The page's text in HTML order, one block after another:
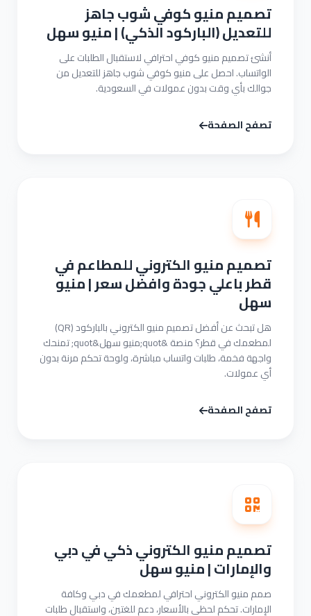
تصميم منيو كوفي شوب جاهز
للتعديل (الباركود الذكي) | منيو سهل
أنشئ تصميم منيو كوفي احترافي لاستقبال الطلبات على
الواتساب. احصل على منيو كوفي شوب جاهز للتعديل من
جوالك بأي وقت بدون عمولات في السعودية.
تصفح الصفحة
تصميم منيو الكتروني للمطاعم في
قطر باعلي جودة وافضل سعر | منيو
سهل
هل تبحث عن أفضل تصميم منيو الكتروني بالباركود (QR)
لمطعمك في قطر؟ منصة &quot;منيو سهل&quot; تمنحك
واجهة فخمة، طلبات واتساب مباشرة، ولوحة تحكم مرنة بدون
أي عمولات.
تصفح الصفحة
تصميم منيو الكتروني ذكي في دبي
والإمارات | منيو سهل
صمم منيو الكتروني احترافي لمطعمك في دبي وكافة
الإمارات. تحكم لحظي بالأسعار، دعم للغتين، واستقبال طلبات